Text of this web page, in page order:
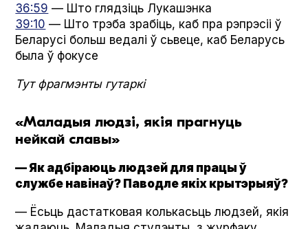
36:59 — Што глядзіць Лукашэнка
39:10 — Што трэба зрабіць, каб пра рэпрэсіі ў
Беларусі больш ведалі ў сьвеце, каб Беларусь
была ў фокусе
Тут фрагмэнты гутаркі
«Маладыя людзі, якія прагнуць
нейкай славы»
— Як адбіраюць людзей для працы ў
службе навінаў? Паводле якіх крытэрыяў?
— Ёсьць дастатковая колькасьць людзей, якія